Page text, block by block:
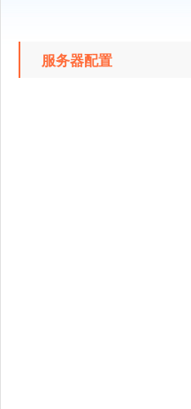
服务器配置